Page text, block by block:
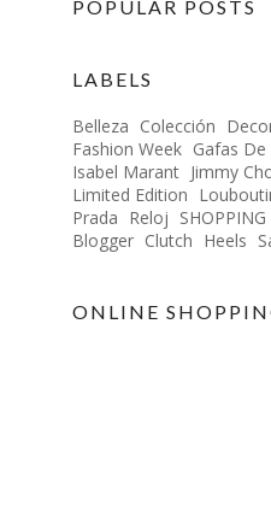
POPULAR POSTS
LABELS
Belleza Colección
Fashion Week Gafas De
Isabel Marant Jimmy
Limited Edition
Prada Reloj SHOPPING
Blogger Clutch Heels
ONLINE